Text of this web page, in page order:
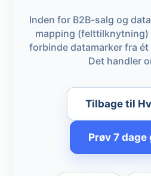
Inden for B2B-salg og
mapping (felttilknytning)
forbinde datamarker fra
Det handler
Tilbage til
Prøv 7 dage